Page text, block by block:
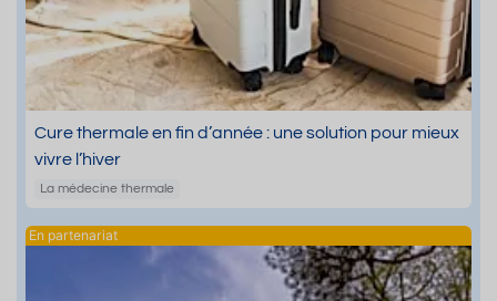
Cure thermale en fin d’année : une solution pour mieux
vivre l’hiver
La médecine thermale